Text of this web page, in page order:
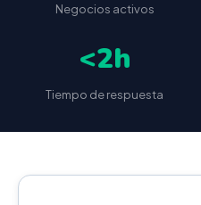
Negocios activos
<2h
Tiempo de respuesta